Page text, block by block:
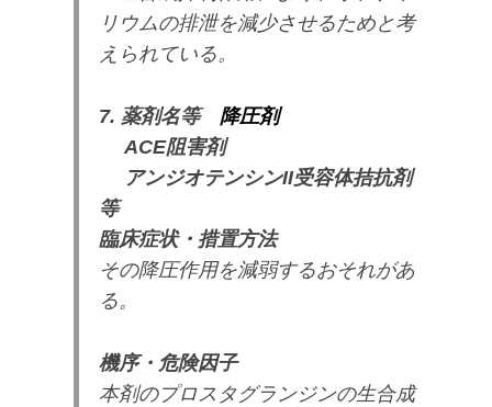
リウムの排泄を減少させるためと考
えられている。
7. 薬剤名等 降圧剤
ACE阻害剤
アンジオテンシンII受容体拮抗剤
等
臨床症状・措置方法
その降圧作用を減弱するおそれがあ
る。
機序・危険因子
本剤のプロスタグランジンの生合成